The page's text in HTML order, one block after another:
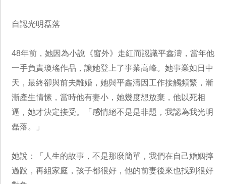
自認光明磊落
48年前，她因為小說《窗外》走紅而認識平鑫濤，當年他
一手負責瓊瑤作品，讓她登上了事業高峰。她事業如日中
天，最終卻與前夫離婚，她與平鑫濤因工作接觸頻繁，漸
漸產生情愫，當時他有妻小，她幾度想放棄，他以死相
逼，她才決定接受。「感情絕不是是非題，我認為我光明
磊落。」
她說：「人生的故事，不是那麼簡單，我們在自己婚姻摔
過跤，再組家庭，孩子都很好，他的前妻後來也找到很好